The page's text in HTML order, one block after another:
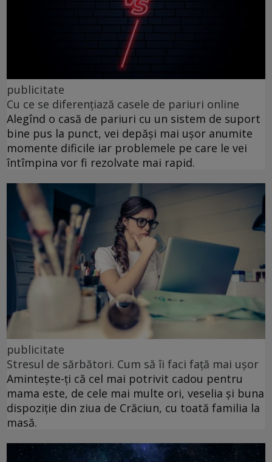
publicitate
Cu ce se diferențiază casele de pariuri online
Alegînd o casă de pariuri cu un sistem de suport
bine pus la punct, vei depăși mai ușor anumite
momente dificile iar problemele pe care le vei
întîmpina vor fi rezolvate mai rapid.
publicitate
Stresul de sărbători. Cum să îi faci față mai ușor
Amintește-ți că cel mai potrivit cadou pentru
mama este, de cele mai multe ori, veselia și buna
dispoziție din ziua de Crăciun, cu toată familia la
masă.